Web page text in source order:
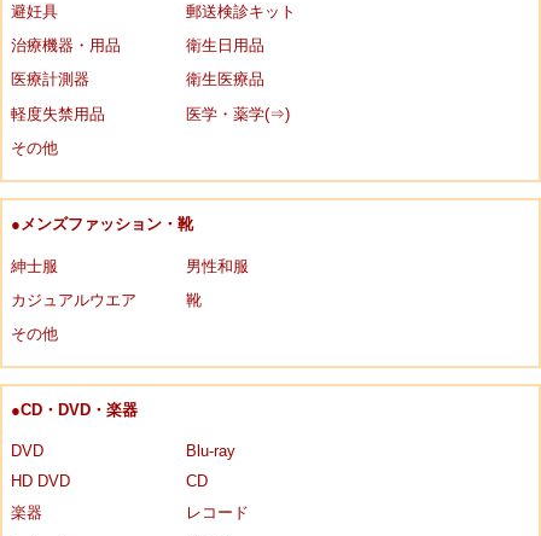
避妊具
郵送検診キット
治療機器・用品
衛生日用品
医療計測器
衛生医療品
軽度失禁用品
医学・薬学(⇒)
その他
●メンズファッション・靴
紳士服
男性和服
カジュアルウエア
靴
その他
●CD・DVD・楽器
DVD
Blu-ray
HD DVD
CD
楽器
レコード